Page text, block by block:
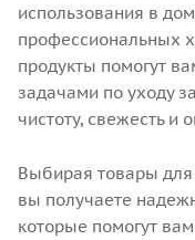
использования в
профессиональных
продукты помогут
задачами по уходу
чистоту, свежесть и
Выбирая товары
вы получаете
которые помогут